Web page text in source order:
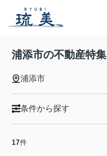
浦添市の不動産特集
浦添市
条件から探す
17件